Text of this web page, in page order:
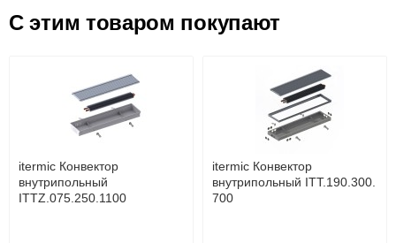
Подробнее о доставке
4 910
Подробнее
5 702
Подробнее
SGL.800.340 цвета
Подробнее
поперечная itermic
SGL.800.400 цвета
C этим товаром покупают
itermic Конвектор
внутрипольный
ITTZ.075.250.1100
itermic Конвектор
внутрипольный ITT.190.300.
700